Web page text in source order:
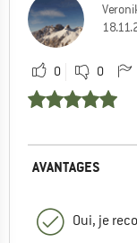
0 0
AVANTAGES
Oui, je